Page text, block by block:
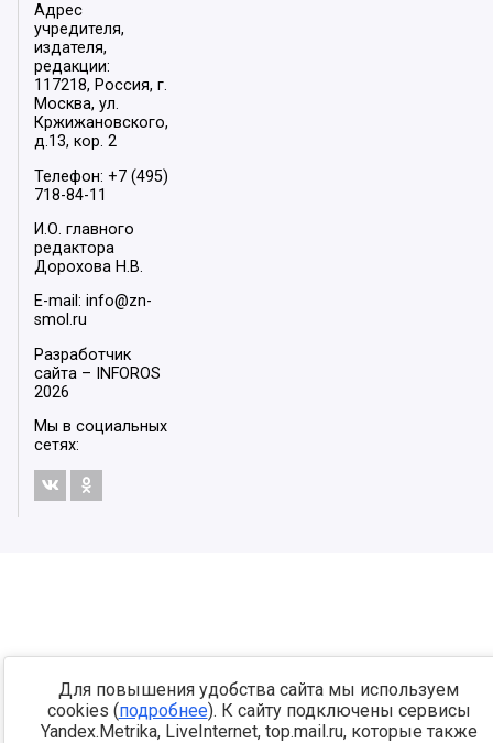
Адрес
учредителя,
издателя,
редакции:
117218, Россия, г.
Москва, ул.
Кржижановского,
д.13, кор. 2
Телефон: +7 (495)
718-84-11
И.О. главного
редактора
Дорохова Н.В.
E-mail: info@zn-
smol.ru
Разработчик
сайта –
INFOROS
2026
Мы в социальных
сетях:
Для повышения удобства сайта мы используем
cookies (подробнее). К сайту подключены сервисы
Yandex.Metrika, LiveInternet, top.mail.ru, которые также